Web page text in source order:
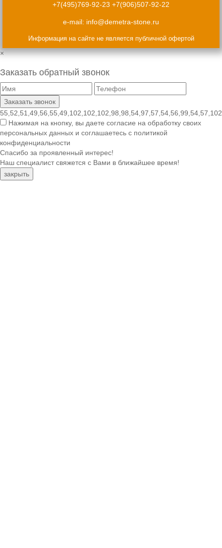
+7(495)769-92-23 +7(906)507-92-22
e-mail: info@demetra-stone.ru
Информация на сайте не является публичной офертой
×
Заказать обратный звонок
Нажимая на кнопку, вы даете согласие на обработку своих
персональных данных и соглашаетесь с политикой
конфиденциальности
Спасибо за проявленный интерес!
Наш специалист свяжется с Вами в ближайшее время!
закрыть